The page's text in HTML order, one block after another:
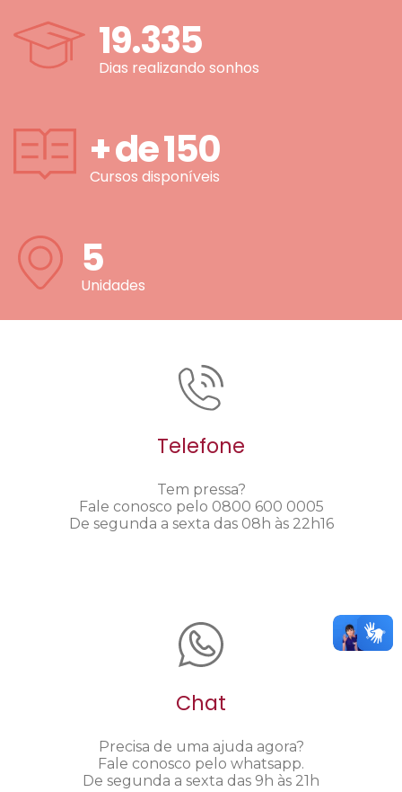
19.335
Dias realizando sonhos
+ de150
Cursos disponíveis
5
Unidades
Telefone
Tem pressa?
Fale conosco pelo 0800 600 0005
De segunda a sexta das 08h às 22h16
Chat
Precisa de uma ajuda agora?
Fale conosco pelo whatsapp.
De segunda a sexta das 9h às 21h